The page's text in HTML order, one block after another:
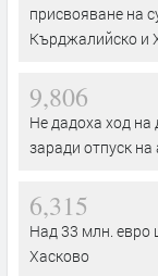
присвояване на
Кърджалийско и
9,806
Не дадоха ход
заради отпуск на
6,315
Над 33 млн. евро
Хасково